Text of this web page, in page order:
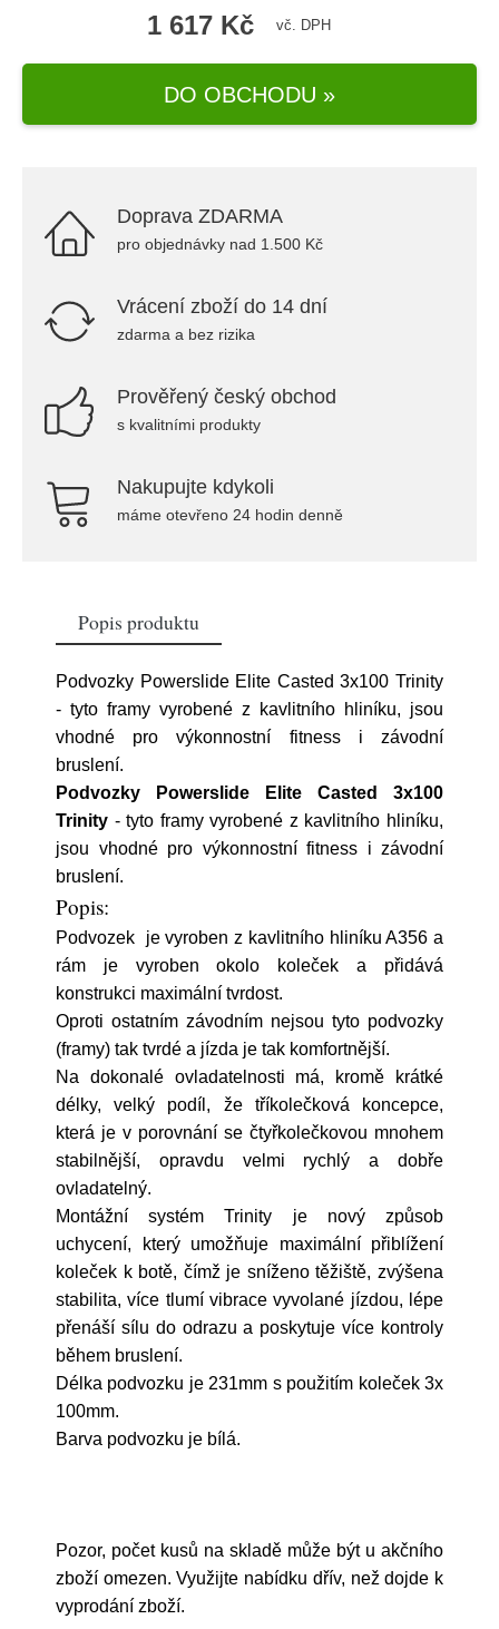
1 617 Kč vč. DPH
DO OBCHODU »
Doprava ZDARMA
pro objednávky nad 1.500 Kč
Vrácení zboží do 14 dní
zdarma a bez rizika
Prověřený český obchod
s kvalitními produkty
Nakupujte kdykoli
máme otevřeno 24 hodin denně
Popis produktu
Podvozky Powerslide Elite Casted 3x100 Trinity
- tyto framy vyrobené z kavlitního hliníku, jsou
vhodné pro výkonnostní fitness i závodní
bruslení.
Podvozky Powerslide Elite Casted 3x100
Trinity - tyto framy vyrobené z kavlitního hliníku,
jsou vhodné pro výkonnostní fitness i závodní
bruslení.
Popis:
Podvozek je vyroben z kavlitního hliníku A356 a
rám je vyroben okolo koleček a přidává
konstrukci maximální tvrdost.
Oproti ostatním závodním nejsou tyto podvozky
(framy) tak tvrdé a jízda je tak komfortnější.
Na dokonalé ovladatelnosti má, kromě krátké
délky, velký podíl, že tříkolečková koncepce,
která je v porovnání se čtyřkolečkovou mnohem
stabilnější, opravdu velmi rychlý a dobře
ovladatelný.
Montážní systém Trinity je nový způsob
uchycení, který umožňuje maximální přiblížení
koleček k botě, čímž je sníženo těžiště, zvýšena
stabilita, více tlumí vibrace vyvolané jízdou, lépe
přenáší sílu do odrazu a poskytuje více kontroly
během bruslení.
Délka podvozku je 231mm s použitím koleček 3x
100mm.
Barva podvozku je bílá.
Pozor, počet kusů na skladě může být u akčního
zboží omezen. Využijte nabídku dřív, než dojde k
vyprodání zboží.